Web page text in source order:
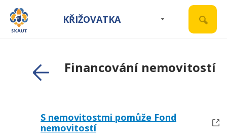
KŘIŽOVATKA
Financování nemovitostí
S nemovitostmi pomůže Fond
nemovitostí